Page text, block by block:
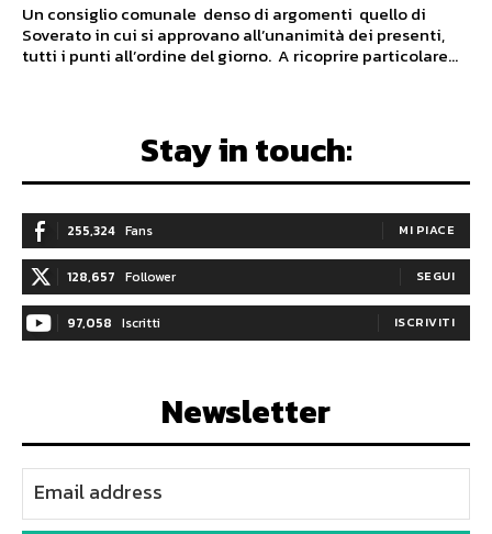
Un consiglio comunale denso di argomenti quello di
Soverato in cui si approvano all’unanimità dei presenti,
tutti i punti all’ordine del giorno. A ricoprire particolare...
Stay in touch:
255,324 Fans MI PIACE
128,657 Follower SEGUI
97,058 Iscritti ISCRIVITI
Newsletter